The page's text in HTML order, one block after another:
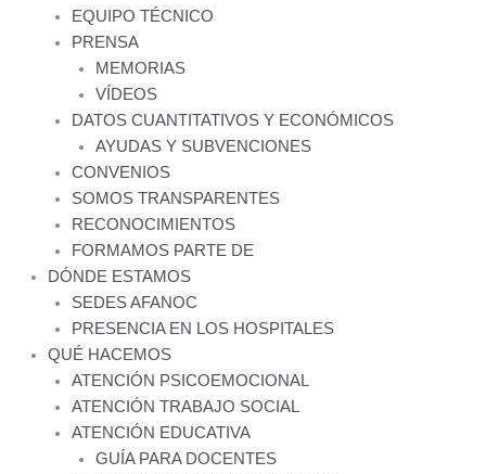
EQUIPO TÉCNICO
PRENSA
MEMORIAS
VÍDEOS
DATOS CUANTITATIVOS Y ECONÓMICOS
AYUDAS Y SUBVENCIONES
CONVENIOS
SOMOS TRANSPARENTES
RECONOCIMIENTOS
FORMAMOS PARTE DE
DÓNDE ESTAMOS
SEDES AFANOC
PRESENCIA EN LOS HOSPITALES
QUÉ HACEMOS
ATENCIÓN PSICOEMOCIONAL
ATENCIÓN TRABAJO SOCIAL
ATENCIÓN EDUCATIVA
GUÍA PARA DOCENTES